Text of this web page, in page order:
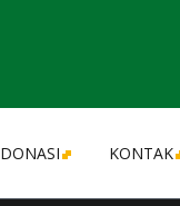
DONASI KONTAK